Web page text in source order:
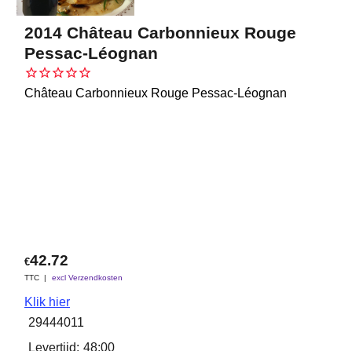
2014 Château Carbonnieux Rouge
Pessac-Léognan
Château Carbonnieux Rouge Pessac-Léognan
€42.72
TTC excl Verzendkosten
Klik hier
29444011
Levertijd: 48:00